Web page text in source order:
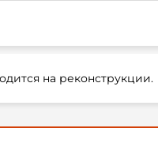
на реконструкции.